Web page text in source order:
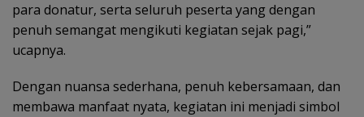
para donatur, serta seluruh peserta yang dengan
penuh semangat mengikuti kegiatan sejak pagi,”
ucapnya.
Dengan nuansa sederhana, penuh kebersamaan, dan
membawa manfaat nyata, kegiatan ini menjadi simbol